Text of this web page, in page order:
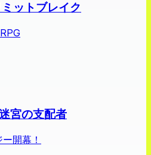
ットブレイク
宮の支配者
開幕！